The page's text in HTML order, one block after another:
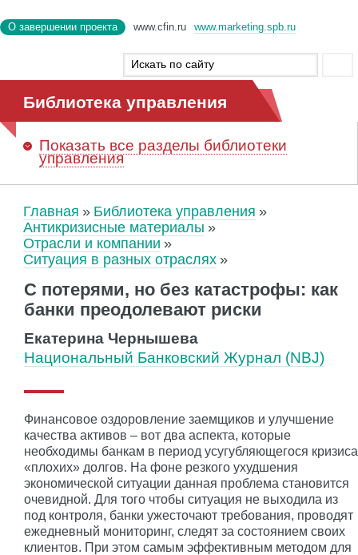
О завершении проекта www.cfin.ru www.marketing.spb.ru
Библиотека управления
Показать все разделы библиотеки
управления
Главная
Библиотека управления
Антикризисные материалы
Отрасли и компании
Ситуация в разных отраслях
С потерями, но без катастрофы: как
банки преодолевают риски
Екатерина Чернышева
Национальный Банковский Журнал (NBJ)
Финансовое оздоровление заемщиков и улучшение
качества активов – вот два аспекта, которые
необходимы банкам в период усугубляющегося кризиса
«плохих» долгов. На фоне резкого ухудшения
экономической ситуации данная проблема становится
очевидной. Для того чтобы ситуация не выходила из
под контроля, банки ужесточают требования, проводят
ежедневный мониторинг, следят за состоянием своих
клиентов. При этом самым эффективным методом для